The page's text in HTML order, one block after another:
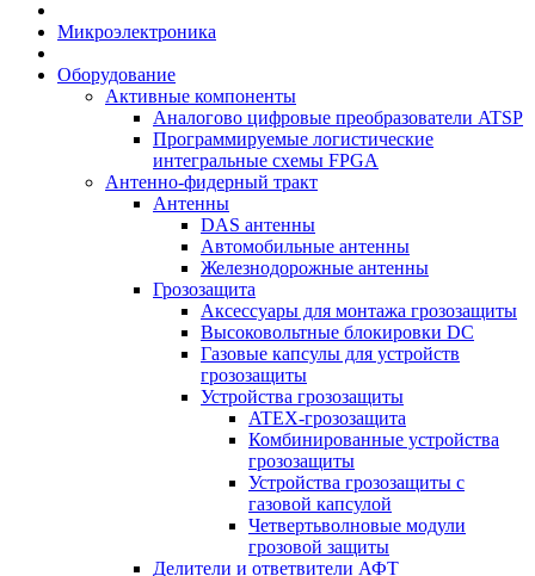
Микроэлектроника
Оборудование
Активные компоненты
Аналогово цифровые преобразователи ATSP
Программируемые логистические
интегральные схемы FPGA
Антенно-фидерный тракт
Антенны
DAS антенны
Автомобильные антенны
Железнодорожные антенны
Грозозащита
Аксессуары для монтажа грозозащиты
Высоковольтные блокировки DC
Газовые капсулы для устройств
грозозащиты
Устройства грозозащиты
ATEX-грозозащита
Комбинированные устройства
грозозащиты
Устройства грозозащиты с
газовой капсулой
Четвертьволновые модули
грозовой защиты
Делители и ответвители АФТ